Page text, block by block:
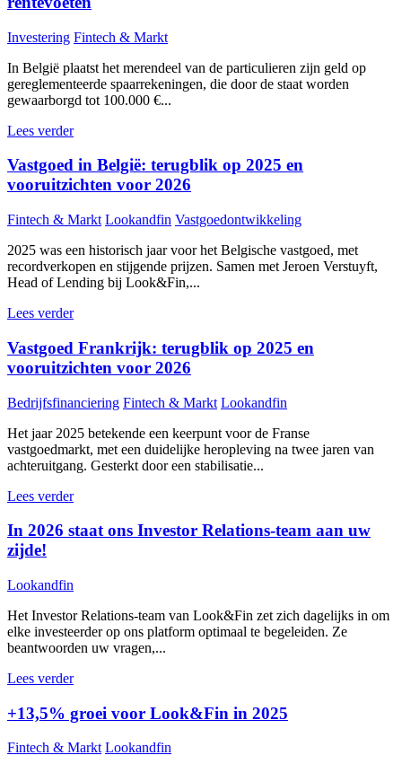
Investering Fintech & Markt
In België plaatst het merendeel van de particulieren zijn geld op
gereglementeerde spaarrekeningen, die door de staat worden
gewaarborgd tot 100.000 €...
Lees verder
Vastgoed in België: terugblik op 2025 en
vooruitzichten voor 2026
Fintech & Markt Lookandfin Vastgoedontwikkeling
2025 was een historisch jaar voor het Belgische vastgoed, met
recordverkopen en stijgende prijzen. Samen met Jeroen Verstuyft,
Head of Lending bij Look&Fin,...
Lees verder
Vastgoed Frankrijk: terugblik op 2025 en
vooruitzichten voor 2026
Bedrijfsfinanciering Fintech & Markt Lookandfin
Het jaar 2025 betekende een keerpunt voor de Franse
vastgoedmarkt, met een duidelijke heropleving na twee jaren van
achteruitgang. Gesterkt door een stabilisatie...
Lees verder
In 2026 staat ons Investor Relations-team aan uw
zijde!
Lookandfin
Het Investor Relations-team van Look&Fin zet zich dagelijks in om
elke investeerder op ons platform optimaal te begeleiden. Ze
beantwoorden uw vragen,...
Lees verder
+13,5% groei voor Look&Fin in 2025
Fintech & Markt Lookandfin